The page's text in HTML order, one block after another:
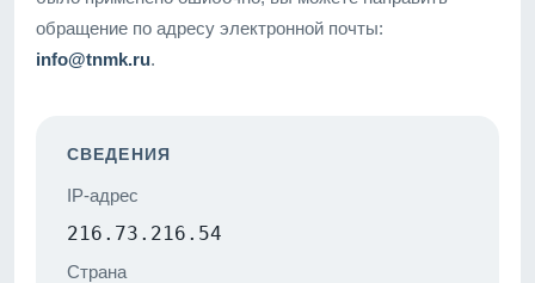
обращение по адресу электронной почты:
info@tnmk.ru.
СВЕДЕНИЯ
IP-адрес
216.73.216.54
Страна